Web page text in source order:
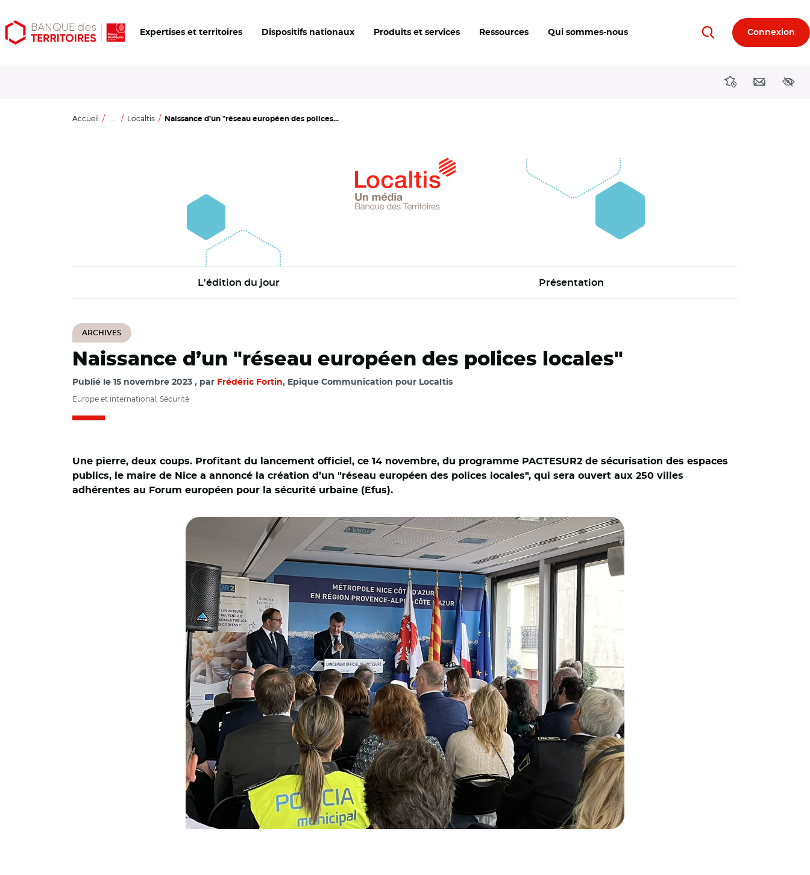
Aller
au
Aller
au
Ouvrir
les
Expertises et territoires Dispositifs nationaux Produits et services Ressources Qui sommes-nous RechercherConnexion
DirectionsContact
Accueil ... Localtis Naissance d’un "réseau européen des polices...
L'édition du jour Présentation
ARCHIVES
Naissance d’un "réseau européen des polices locales"
Publié le 15 novembre 2023 par Frédéric Fortin, Epique Communication pour Localtis
Europe et international, Sécurité
Une pierre, deux coups. Profitant du lancement officiel, ce 14 novembre, du programme PACTESUR2 de sécurisation des espaces
publics, le maire de Nice a annoncé la création d’un "réseau européen des polices locales", qui sera ouvert aux 250 villes
adhérentes au Forum européen pour la sécurité urbaine (Efus).